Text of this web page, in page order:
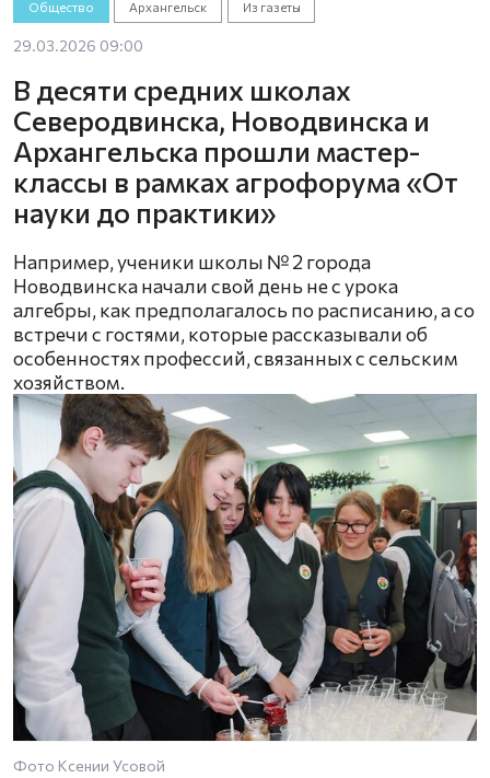
Общество Архангельск Из газеты
29.03.2026 09:00
В десяти средних школах
Северодвинска, Новодвинска и
Архангельска прошли мастер-
классы в рамках агрофорума «От
науки до практики»
Например, ученики школы № 2 города
Новодвинска начали свой день не с урока
алгебры, как предполагалось по расписанию, а со
встречи с гостями, которые рассказывали об
особенностях профессий, связанных с сельским
хозяйством.
Фото Ксении Усовой